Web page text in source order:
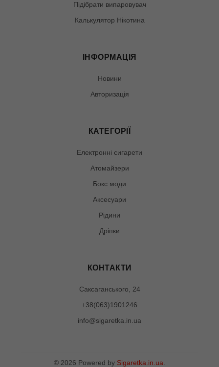
Підібрати випаровувач
Калькулятор Нікотина
ІНФОРМАЦІЯ
Новини
Авторизація
КАТЕГОРІЇ
Електронні сигарети
Атомайзери
Бокс моди
Аксесуари
Рідини
Дріпки
КОНТАКТИ
Саксаганського, 24
+38(063)1901246
info@sigaretka.in.ua
© 2026 Powered by Sigaretka.in.ua.